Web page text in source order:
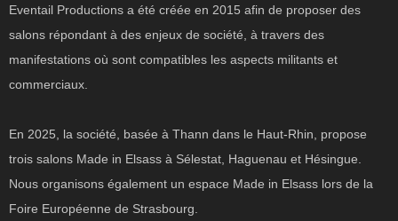
Eventail Productions a été créée en 2015 afin de proposer des
salons répondant à des enjeux de société, à travers des
manifestations où sont compatibles les aspects militants et
commerciaux.
En 2025, la société, basée à Thann dans le Haut-Rhin, propose
trois salons Made in Elsass à Sélestat, Haguenau et Hésingue.
Nous organisons également un espace Made in Elsass lors de la
Foire Européenne de Strasbourg.